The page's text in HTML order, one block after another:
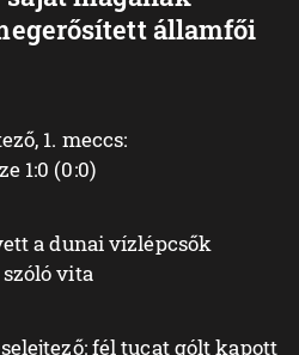
államfői
1. meccs:
1:0 (0:0)
a dunai vízlépcsők
vita
fél tucat gólt kapott